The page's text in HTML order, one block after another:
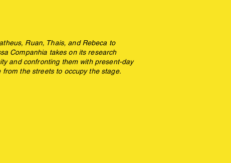
Ruan, Thais, and Rebeca to
Companhia takes on its research
and confronting them with present-day
the streets to occupy the stage.